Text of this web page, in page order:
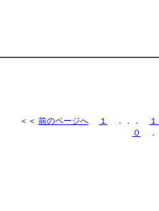
＜＜ 前のページへ １ ．．．
０